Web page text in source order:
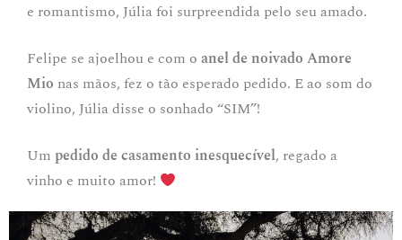
e romantismo, Júlia foi surpreendida pelo seu amado.
Felipe se ajoelhou e com o anel de noivado Amore
Mio nas mãos, fez o tão esperado pedido. E ao som do
violino, Júlia disse o sonhado “SIM”!
Um pedido de casamento inesquecível, regado a
vinho e muito amor!